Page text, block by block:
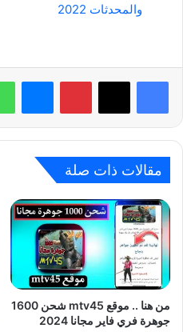
والمحدثات 2022
بينتيريست
مقالات ذات صلة
من هنا .. موقع mtv45 شحن 1600
جوهرة فري فاير مجانا 2024